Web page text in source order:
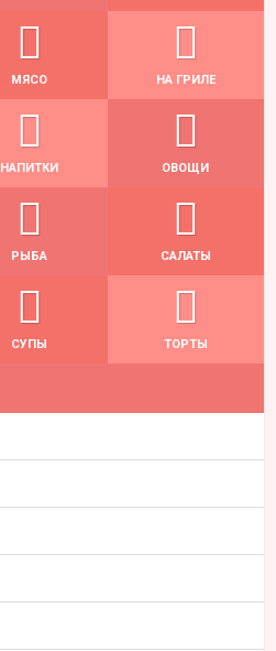
МЯСО НА ГРИЛЕ
НАПИТКИ ОВОЩИ
РЫБА САЛАТЫ
СУПЫ ТОРТЫ